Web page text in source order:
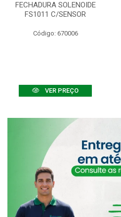
FECHADURA SOLENOIDE
FS1011 C/SENSOR
Código: 670006
VER PREÇO